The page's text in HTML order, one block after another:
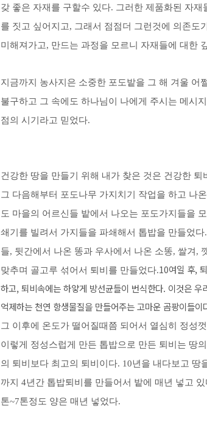
갖 좋은 자재를 구할수 있다. 그러한 제품화된 자
를 짓고 싶어지고, 그래서 점점더 그런것에 의존도
미해져가고, 만드는 과정을 모르니 자재들에 대한
지금까지 농사지은 소중한 포도밭을 그 해 겨울 어
불구하고 그 속에도 하나님이 나에게 주시는 메시
점의 시기라고 믿었다.
건강한 땅을 만들기 위해 내가 찾은 것은 건강한 퇴
그 다음해부터 포도나무 가지치기 작업을 하고 나
도 마을의 어르신들 밭에서 나오는 포도가지들을
쇄기를 빌려서 가지들을 파쇄해서 톱밥을 만들었
들, 뒷간에서 나온 똥과 우사에서 나온 소똥, 쌀겨,
맞추며 골고루 섞어서 퇴비를 만들었다.10여일 후,
하고, 퇴비속에는 하얗게 방선균들이 번식한다. 이것은
억제하는 천연 항생물질을 만들어주는 고마운 곰팡이들이
그 이후에 온도가 떨어질때쯤 되어서 열심히 정성
이렇게 정성스럽게 만든 톱밥으로 만든 퇴비는 땅
의 퇴비보다 최고의 퇴비이다. 10년을 내다보고
까지 4년간 톱밥퇴비를 만들어서 밭에 매년 넣고
톤~7톤정도 양은 매년 넣었다.